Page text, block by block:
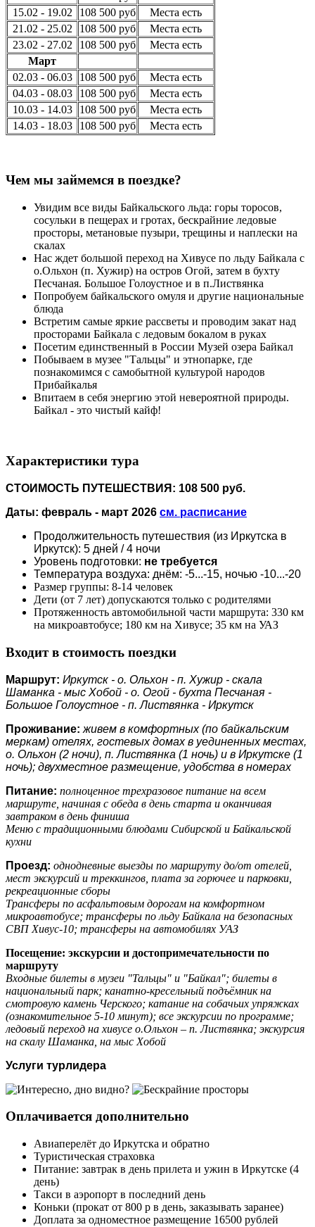
15.02 - 19.02
108 500 руб
Места есть
21.02 - 25.02
108 500 руб
Места есть
23.02 - 27.02
108 500 руб
Места есть
Март
02.03 - 06.03
108 500 руб
Места есть
04.03 - 08.03
108 500 руб
Места есть
10.03 - 14.03
108 500 руб
Места есть
14.03 - 18.03
108 500 руб Места есть
Чем мы займемся в поездке?
Увидим все виды Байкальского льда: горы торосов,
сосульки в пещерах и гротах, бескрайние ледовые
просторы, метановые пузыри, трещины и наплески на
скалах
Нас ждет большой переход на Хивусе по льду Байкала с
о.Ольхон (п. Хужир) на остров Огой, затем в бухту
Песчаная. Большое Голоустное и в п.Листвянка
Попробуем байкальского омуля и другие национальные
блюда
Встретим самые яркие рассветы и проводим закат над
просторами Байкала с ледовым бокалом в руках
Посетим единственный в России Музей озера Байкал
Побываем в музее "Тальцы" и этнопарке, где
познакомимся с самобытной культурой народов
Прибайкалья
Впитаем в себя энергию этой невероятной природы.
Байкал - это чистый кайф!
Характеристики тура
СТОИМОСТЬ ПУТЕШЕСТВИЯ: 108 500 руб.
Даты: февраль - март 2026 см. расписание
Продолжительность путешествия (из Иркутска в
Иркутск): 5 дней / 4 ночи
Уровень подготовки: не требуется
Температура воздуха: днём: -5...-15, ночью -10...-20
Размер группы: 8-14 человек
Дети (от 7 лет) допускаются только с родителями
Протяженность автомобильной части маршрута: 330 км
на микроавтобусе; 180 км на Хивусе; 35 км на УАЗ
Входит в стоимость поездки
Маршрут: Иркутск - о. Ольхон - п. Хужир - скала
Шаманка - мыс Хобой - о. Огой - бухта Песчаная -
Большое Голоустное - п. Листвянка - Иркутск
Проживание: живем в комфортных (по байкальским
меркам) отелях, гостевых домах в уединенных местах,
о. Ольхон (2 ночи), п. Листвянка (1 ночь) и в Иркутске (1
ночь); двухместное размещение, удобства в номерах
Питание: полноценное трехразовое питание на всем
маршруте, начиная с обеда в день старта и оканчивая
завтраком в день финиша
Меню с традиционными блюдами Сибирской и Байкальской
кухни
Проезд: однодневные выезды по маршруту до/от отелей,
мест экскурсий и треккингов, плата за горючее и парковки,
рекреационные сборы
Трансферы по асфальтовым дорогам на комфортном
микроавтобусе; трансферы по льду Байкала на безопасных
СВП Хивус-10; трансферы на автомобилях УАЗ
Посещение: экскурсии и достопримечательности по
маршруту
Входные билеты в музеи "Тальцы" и "Байкал"; билеты в
национальный парк; канатно-кресельный подъёмник на
смотровую камень Черского; катание на собачьих упряжках
(ознакомительное 5-10 минут); все экскурсии по программе;
ледовый переход на хивусе о.Ольхон – п. Листвянка; экскурсия
на скалу Шаманка, на мыс Хобой
Услуги турлидера
Оплачивается дополнительно
Авиаперелёт до Иркутска и обратно
Туристическая страховка
Питание: завтрак в день прилета и ужин в Иркутске (4
день)
Такси в аэропорт в последний день
Коньки (прокат от 800 р в день, заказывать заранее)
Доплата за одноместное размещение 16500 рублей